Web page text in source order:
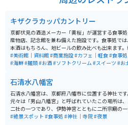
キザクラカッパカントリー
京都伏見の酒造メーカー「黄桜」が運営する食事
産物店、記念館を兼ね備えた施設です。食事処では
本酒はもちろん、地ビールの飲み比べも出来ます
もとっても美味しくて、特にかす汁は絶品です。飲
食べて、お土産も買える、伏見の酒蔵観光の際は、
#美術館｜資料館#商業施設#カフェ｜軽食#食事処
#海鮮#麺類#お酒#ソフトクリーム#スイーツ #お
石清水八幡宮
石清水八幡宮は、京都府八幡市に位置する神社です
元々は「男山八幡宮」と呼ばれていたこの場所は
二社の一つであり、伊勢神宮とともに二所宗廟の
なっています。 旧社格は官幣大社で、現在は神社本
#絶景スポット #食事処 #神社｜寺院#夜景